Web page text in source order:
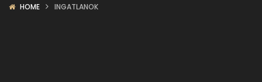
HOME INGATLANOK